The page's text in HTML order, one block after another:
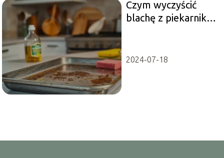
Czym wyczyścić
blachę z piekarnika?
2024-07-18